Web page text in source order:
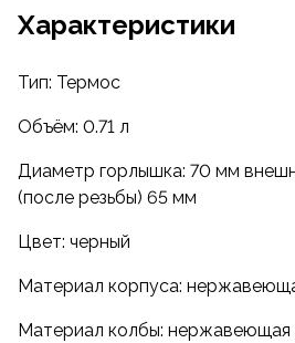
линии.
Характеристики
Тип: Термос
Объём: 0.71 л
Диаметр горлышка: 70 мм
(после резьбы) 65 мм
Цвет: черный
Материал корпуса:
Материал колбы: нержавеющая